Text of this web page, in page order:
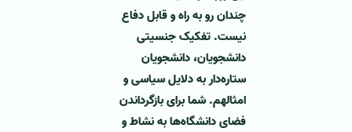
چندان رو به راه و قابل دفاع
نیست. تفکیک جنسیتی
دانشجویان، دانشجویان
ستاره‌دار به دلایل سیاسی و
امثالهم. شما برای بازگرداندن
فضای دانشگاه‌ها به نشاط و